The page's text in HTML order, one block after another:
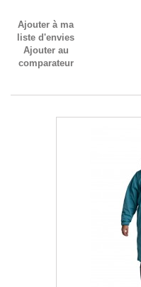
Ajouter à ma
liste d'envies
Ajouter au
comparateur